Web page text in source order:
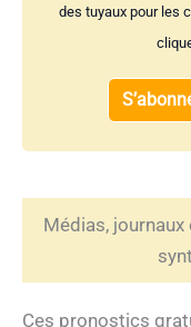
des tuyaux pour les
Médias,
Ces pronostics